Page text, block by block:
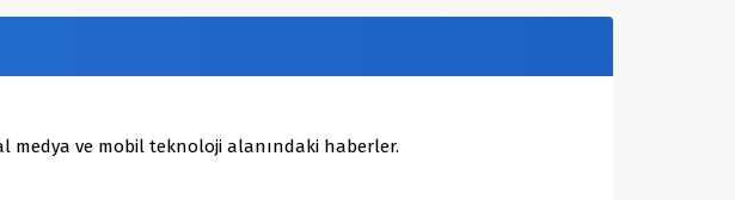
medya ve mobil teknoloji alanındaki haberler.